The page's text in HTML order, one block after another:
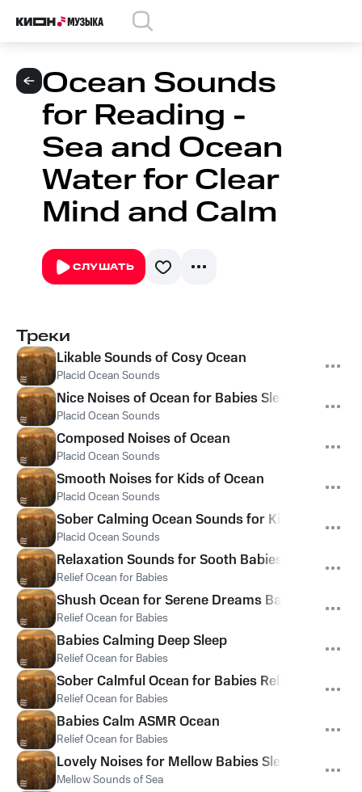
Ocean Sounds
for Reading -
Sea and Ocean
Water for Clear
Mind and Calm
СЛУШАТЬ
Треки
Likable Sounds of Cosy Ocean
Placid Ocean Sounds
Nice Noises of Ocean for Babies Sleep
Placid Ocean Sounds
Composed Noises of Ocean
Placid Ocean Sounds
Smooth Noises for Kids of Ocean
Placid Ocean Sounds
Sober Calming Ocean Sounds for Kids
Placid Ocean Sounds
Relaxation Sounds for Sooth Babies
Relief Ocean for Babies
Shush Ocean for Serene Dreams Babies
Relief Ocean for Babies
Babies Calming Deep Sleep
Relief Ocean for Babies
Sober Calmful Ocean for Babies Relief
Relief Ocean for Babies
Babies Calm ASMR Ocean
Relief Ocean for Babies
Lovely Noises for Mellow Babies Sleep
Mellow Sounds of Sea